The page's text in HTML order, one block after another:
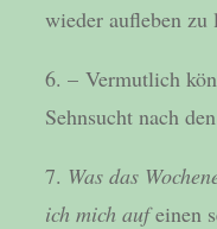
wieder aufleben zu
6. – Vermutlich
Sehnsucht nach
7. Was das
ich mich aufeinen